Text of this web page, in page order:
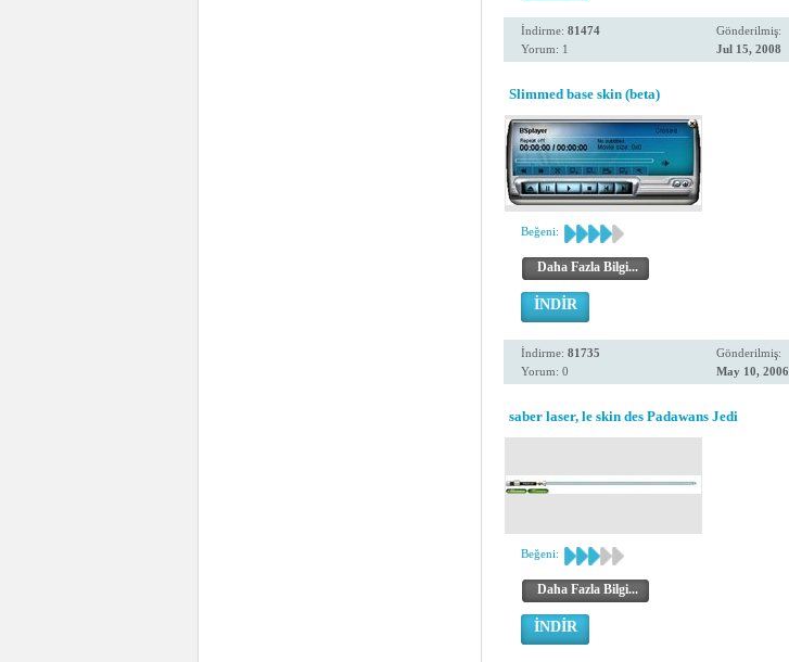
İndirme: 81474
Yorum: 1
Gönderilmiş:
Jul 15, 2008
Slimmed base skin (beta)
Beğeni:
Daha Fazla Bilgi...
İNDİR
İndirme: 81735
Yorum: 0
Gönderilmiş:
May 10, 2006
saber laser, le skin des Padawans Jedi
Beğeni:
Daha Fazla Bilgi...
İNDİR